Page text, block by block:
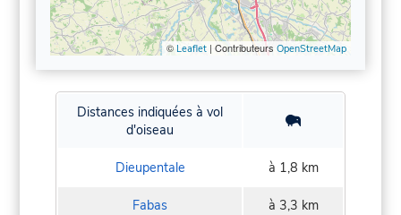
© Leaflet| Contributeurs OpenStreetMap
Distances indiquées à vol
d'oiseau
Dieupentale à 1,8 km
Fabas à 3,3 km